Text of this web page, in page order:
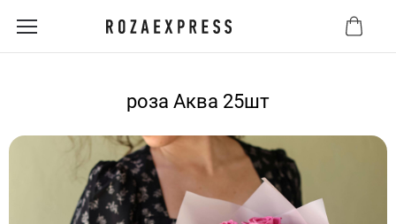
роза Аква 25шт